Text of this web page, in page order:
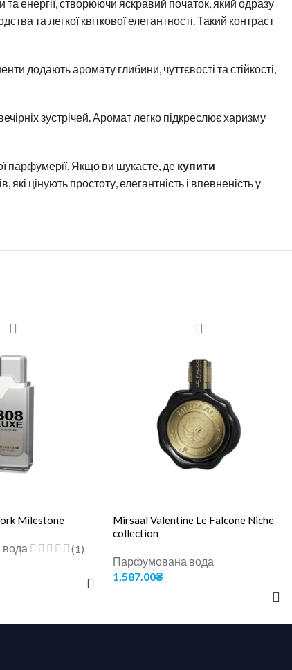
та енергії, створюючи яскравий початок, який одразу
та легкої квіткової елегантності. Такий контраст
додають аромату глибини, чуттєвості та стійкості,
зустрічей. Аромат легко підкреслює харизму
парфумерії. Якщо ви шукаєте, де купити
цінують простоту, елегантність і впевненість у
Milestone
(1)
Mirsaal Valentine Le Falcone Niche
collection
Парфумована вода
1,587.00₴